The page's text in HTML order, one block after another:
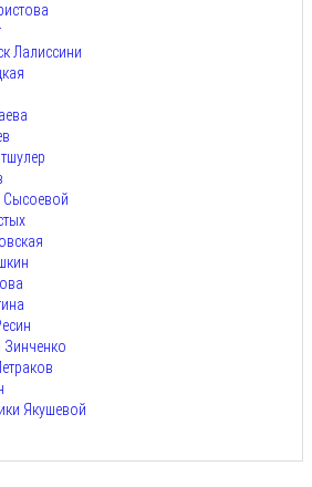
Лалиссини
Сысоевой
Зинченко
Якушевой